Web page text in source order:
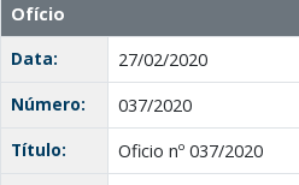
Ofício
Data:
27/02/2020
Número:
037/2020
Título:
Oficio nº 037/2020